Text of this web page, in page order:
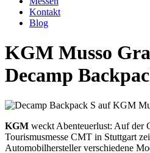
Kontakt
Blog
KGM Musso
Decamp
KGM weckt Abenteuerlust: Auf der
Tourismusmesse CMT in Stuttgart
Automobilhersteller verschiedene